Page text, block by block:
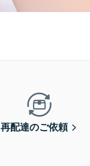
再配達のご依頼